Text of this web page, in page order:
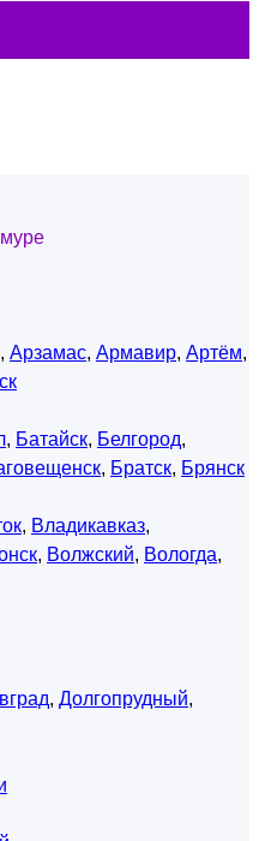
, Арзамас, Армавир, Артём,
, Батайск, Белгород,
, Братск, Брянск
, Владикавказ,
, Волжский, Вологда,
, Долгопрудный,